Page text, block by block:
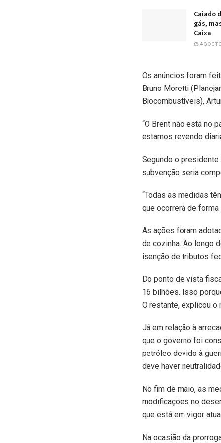
Caiado
gás,
Caixa
Os anúncios foram
Bruno Moretti
Biocombustíveis),
“O Brent não está no
estamos revendo
Segundo o presidente
subvenção seria
“Todas as medidas
que ocorrerá de
As ações foram
de cozinha. Ao longo
isenção de tributos
Do ponto de vista
16 bilhões. Isso
O restante, explicou o
Já em relação à
que o governo foi
petróleo devido à
deve haver
No fim de maio, as
modificações no
que está em vigor
Na ocasião da